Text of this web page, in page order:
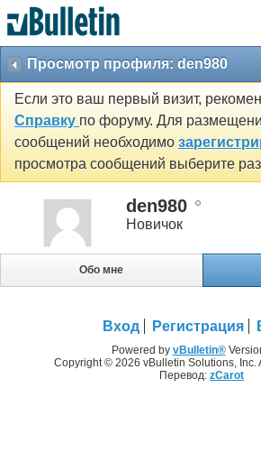
Просмотр профиля: den980
Если это ваш первый визит,
Справку по форуму. Для
сообщений необходимо
просмотра сообщений выберите
den980
Новичок
Обо мне
Вход Регистрация
Powered by vBulletin®
Copyright © 2026 vBulletin Solutions, Inc.
Перевод: zCarot